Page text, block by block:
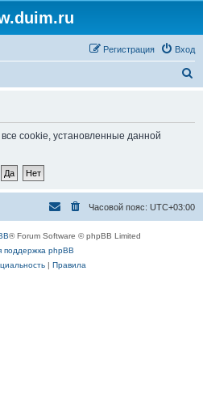
Вход
Регистрация
cookie, установленные данной
Часовой пояс: UTC+03:00
® Forum Software © phpBB Limited
поддержка phpBB
| Правила